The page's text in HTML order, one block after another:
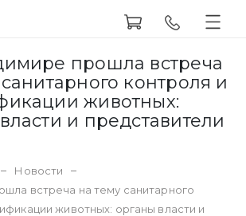
прошла встреча
контроля и
животных:
и представители
Новости
встреча на тему санитарного
животных: органы власти и